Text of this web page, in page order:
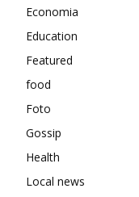
Economia
Education
Featured
food
Foto
Gossip
Health
Local news